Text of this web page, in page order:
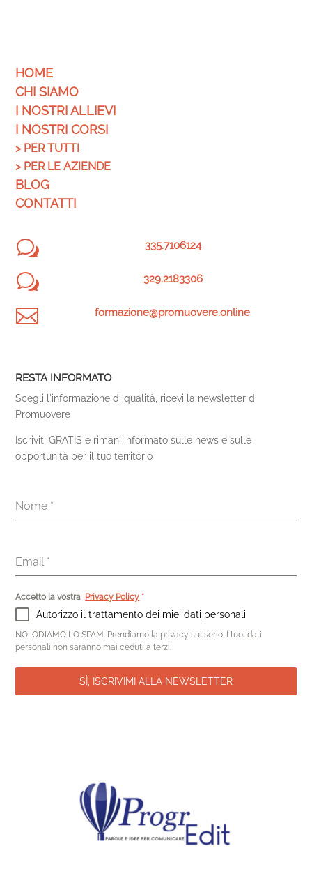
HOME
CHI SIAMO
I NOSTRI ALLIEVI
I NOSTRI CORSI
> PER TUTTI
> PER LE AZIENDE
BLOG
CONTATTI
w 335.7106124
w 329.2183306
 formazione@promuovere.online
RESTA INFORMATO
Scegli l'informazione di qualità, ricevi la newsletter di
Promuovere
Iscriviti GRATIS e rimani informato sulle news e sulle
opportunità per il tuo territorio
Nome *
Email *
Accetto la vostra Privacy Policy *
Autorizzo il trattamento dei miei dati personali
NOI ODIAMO LO SPAM. Prendiamo la privacy sul serio. I tuoi dati
personali non saranno mai ceduti a terzi.
SÌ, ISCRIVIMI ALLA NEWSLETTER